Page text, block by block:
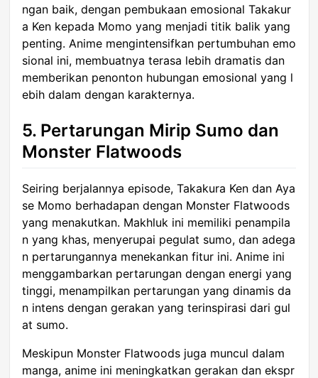
ngan baik, dengan pembukaan emosional Takakur
a Ken kepada Momo yang menjadi titik balik yang
penting. Anime mengintensifkan pertumbuhan emo
sional ini, membuatnya terasa lebih dramatis dan
memberikan penonton hubungan emosional yang l
ebih dalam dengan karakternya.
5. Pertarungan Mirip Sumo dan
Monster Flatwoods
Seiring berjalannya episode, Takakura Ken dan Aya
se Momo berhadapan dengan Monster Flatwoods
yang menakutkan. Makhluk ini memiliki penampila
n yang khas, menyerupai pegulat sumo, dan adega
n pertarungannya menekankan fitur ini. Anime ini
menggambarkan pertarungan dengan energi yang
tinggi, menampilkan pertarungan yang dinamis da
n intens dengan gerakan yang terinspirasi dari gul
at sumo.
Meskipun Monster Flatwoods juga muncul dalam
manga, anime ini meningkatkan gerakan dan ekspr